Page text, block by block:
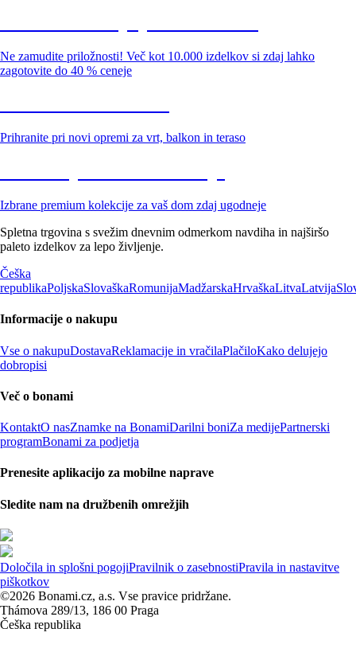
Ne zamudite priložnosti! Več kot 10.000 izdelkov si zdaj lahko
zagotovite do 40 % ceneje
Prihranite pri novi opremi za vrt, balkon in teraso
Izbrane premium kolekcije za vaš dom zdaj ugodneje
Spletna trgovina s svežim dnevnim odmerkom navdiha in najširšo
paleto izdelkov za lepo življenje.
Češka
republikaPoljskaSlovaškaRomunijaMadžarskaHrvaškaLitvaLatvija
Informacije o nakupu
Vse o nakupuDostavaReklamacije in vračilaPlačiloKako delujejo
dobropisi
Več o bonami
KontaktO nasZnamke na BonamiDarilni boniZa medijePartnerski
programBonami za podjetja
Prenesite aplikacijo za mobilne naprave
Sledite nam na družbenih omrežjih
Določila in splošni pogojiPravilnik o zasebnostiPravila in nastavitve
piškotkov
©2026 Bonami.cz, a.s. Vse pravice pridržane.
Thámova 289/13, 186 00 Praga
Češka republika